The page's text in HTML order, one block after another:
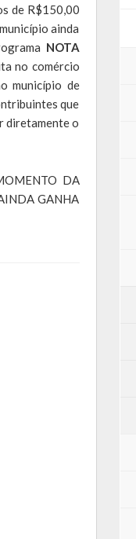
de R$150,00
ainda
NOTA
no comércio
município de
que
diretamente o
DA
GANHA